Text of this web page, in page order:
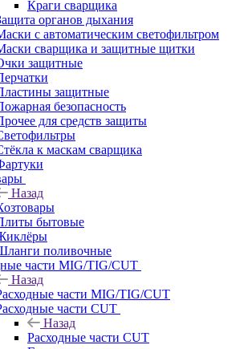
Краги сварщика
органов дыхания
с автоматическим светофильтром
сварщика и защитные щитки
защитные
защитные
безопасность
для средств защиты
к маскам сварщика
Назад
бытовые
поливочные
части MIG/TIG/CUT
Назад
части MIG/TIG/CUT
части CUT
Назад
Расходные части CUT